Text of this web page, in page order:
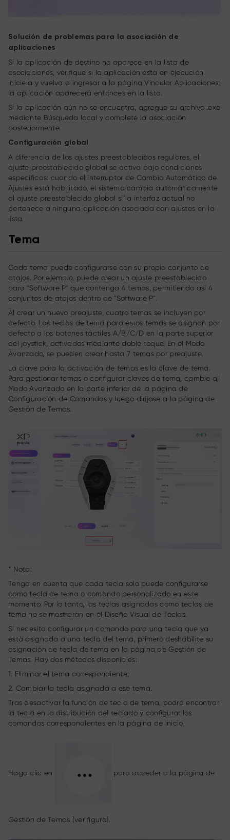
Solución de problemas para la asociación de
aplicaciones
Si la aplicación de destino no aparece en la lista de
asociaciones, verifique si la aplicación está en ejecución.
Iníciela y vuelva a ingresar a la página Vincular Aplicaciones;
la aplicación aparecerá entonces en la lista.
Si la aplicación aún no se encuentra, agregue su archivo .exe
mediante Búsqueda local y complete la asociación
posteriormente.
Configuración global
A diferencia de los ajustes preestablecidos regulares, el
ajuste preestablecido global se activa bajo condiciones
específicas: cuando el interruptor de Cambio Automático de
Ajustes está habilitado, el sistema cambia automáticamente
al ajuste preestablecido global si la interfaz actual no
pertenece a ninguna aplicación asociada con ajustes en la
lista.
Tema
Cada tema puede configurarse con su propio conjunto de
atajos. Por ejemplo, puede crear un ajuste preestablecido
para "Software P" que contenga 4 temas, permitiendo así 4
conjuntos de atajos dentro de "Software P".
Al crear un nuevo preajuste, cuatro temas se incluyen por
defecto. Las teclas de tema para estos temas se asignan por
defecto a los botones táctiles A/B/C/D en la parte superior
del joystick, activados mediante doble toque. En el Modo
Avanzado, se pueden crear hasta 7 temas por preajuste.
La clave para la activación de temas es la clave de tema.
Para gestionar temas o configurar claves de tema, cambie al
Modo Avanzado en la parte inferior de la página de
Configuración de Comandos y luego diríjase a la página de
Gestión de Temas.
* Nota:
Tenga en cuenta que cada tecla solo puede configurarse
como tecla de tema o comando personalizado en este
momento. Por lo tanto, las teclas asignadas como teclas de
tema no se mostrarán en el Diseño Visual de Teclas.
Si necesita configurar un comando para una tecla que ya
está asignada a una tecla del tema, primero deshabilite su
asignación de tecla de tema en la página de Gestión de
Temas. Hay dos métodos disponibles:
1. Eliminar el tema correspondiente;
2. Cambiar la tecla asignada a ese tema.
Tras desactivar la función de tecla de tema, podrá encontrar
la tecla en la distribución del teclado y configurar los
comandos correspondientes en la página de inicio.
Haga clic en para acceder a la página de
Gestión de Temas (ver figura).